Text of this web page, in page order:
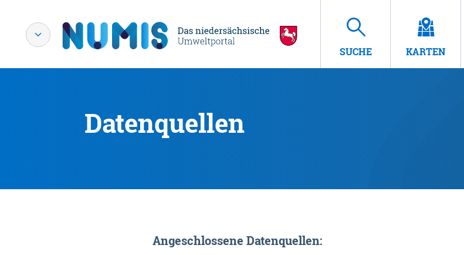
SUCHE KARTEN
Datenquellen
Angeschlossene Datenquellen: